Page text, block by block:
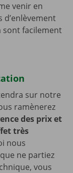
venir en
sont facilement
sur notre
ramènerez
des prix et
très
nous
ne partiez
vous